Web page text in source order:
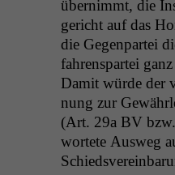
übern­immt, die
gericht auf das
die Gegen­partei
fahrenspartei
Damit würde der
n­ung zur
(Art. 29a BV
wortete Ausweg